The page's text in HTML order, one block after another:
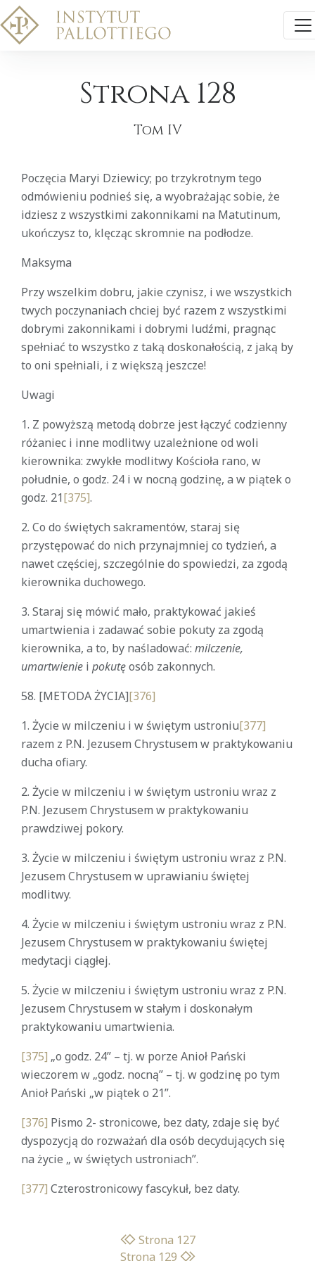
Strona 128
Tom IV
Poczęcia Maryi Dziewicy; po trzykrotnym tego
odmówieniu podnieś się, a wyobrażając sobie, że
idziesz z wszystkimi zakonnikami na Matutinum,
ukończysz to, klęcząc skromnie na podłodze.
Maksyma
Przy wszelkim dobru, jakie czynisz, i we wszystkich
twych poczynaniach chciej być razem z wszystkimi
dobrymi zakonnikami i dobrymi ludźmi, pragnąc
spełniać to wszystko z taką doskonałością, z jaką by
to oni spełniali, i z większą jeszcze!
Uwagi
1. Z powyższą metodą dobrze jest łączyć codzienny
różaniec i inne modlitwy uzależnione od woli
kierownika: zwykłe modlitwy Kościoła rano, w
południe, o godz. 24 i w nocną godzinę, a w piątek o
godz. 21[375].
2. Co do świętych sakramentów, staraj się
przystępować do nich przynajmniej co tydzień, a
nawet częściej, szczególnie do spowiedzi, za zgodą
kierownika duchowego.
3. Staraj się mówić mało, praktykować jakieś
umartwienia i zadawać sobie pokuty za zgodą
kierownika, a to, by naśladować: milczenie,
umartwienie i pokutęosób zakonnych.
58. [METODA ŻYCIA][376]
1. Życie w milczeniu i w świętym ustroniu[377]
razem z P.N. Jezusem Chrystusem w praktykowaniu
ducha ofiary.
2. Życie w milczeniu i w świętym ustroniu wraz z
P.N. Jezusem Chrystusem w praktykowaniu
prawdziwej pokory.
3. Życie w milczeniu i świętym ustroniu wraz z P.N.
Jezusem Chrystusem w uprawianiu świętej
modlitwy.
4. Życie w milczeniu i świętym ustroniu wraz z P.N.
Jezusem Chrystusem w praktykowaniu świętej
medytacji ciągłej.
5. Życie w milczeniu i świętym ustroniu wraz z P.N.
Jezusem Chrystusem w stałym i doskonałym
praktykowaniu umartwienia.
[375] „o godz. 24” – tj. w porze Anioł Pański
wieczorem w „godz. nocną” – tj. w godzinę po tym
Anioł Pański „w piątek o 21”.
[376] Pismo 2- stronicowe, bez daty, zdaje się być
dyspozycją do rozważań dla osób decydujących się
na życie „ w świętych ustroniach”.
[377] Czterostronicowy fascykuł, bez daty.
Strona 127
Strona 129